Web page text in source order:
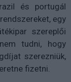
és portugál
egy
szereplői
tudni, hogy
szerezniük,
fizetni.